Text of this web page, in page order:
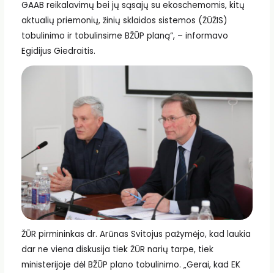
GAAB reikalavimų bei jų sąsajų su ekoschemomis, kitų
aktualių priemonių, žinių sklaidos sistemos (ŽŪŽIS)
tobulinimo ir tobulinsime BŽŪP planą“, – informavo
Egidijus Giedraitis.
ŽŪR pirmininkas dr. Arūnas Svitojus pažymėjo, kad laukia
dar ne viena diskusija tiek ŽŪR narių tarpe, tiek
ministerijoje dėl BŽŪP plano tobulinimo. „Gerai, kad EK